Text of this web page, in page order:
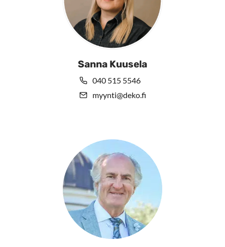
Sanna Kuusela
040 515 5546
myynti@deko.fi